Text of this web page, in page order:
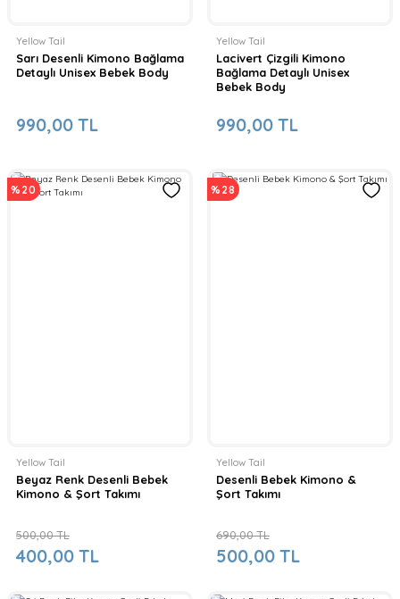
Yellow Tail
Sarı Desenli Kimono Bağlama
Detaylı Unisex Bebek Body
990,00 TL
Yellow Tail
Lacivert Çizgili Kimono
Bağlama Detaylı Unisex
Bebek Body
990,00 TL
%20
Yellow Tail
Beyaz Renk Desenli Bebek
Kimono & Şort Takımı
400,00 TL
500,00 TL
%28
Yellow Tail
Desenli Bebek Kimono &
Şort Takımı
500,00 TL
690,00 TL